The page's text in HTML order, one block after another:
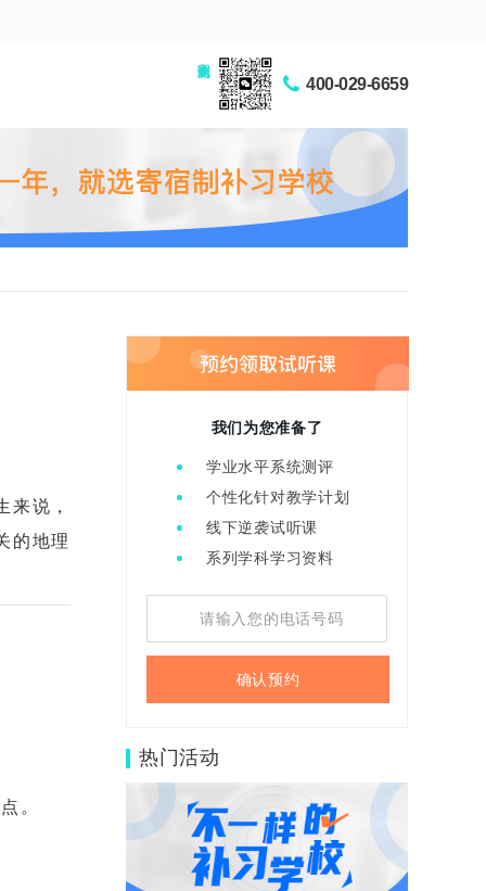
400-029-6659
来说，
的地理
。
我们为您准备了
学业水平系统测评
个性化针对教学计划
线下逆袭试听课
系列学科学习资料
确认预约
热门活动